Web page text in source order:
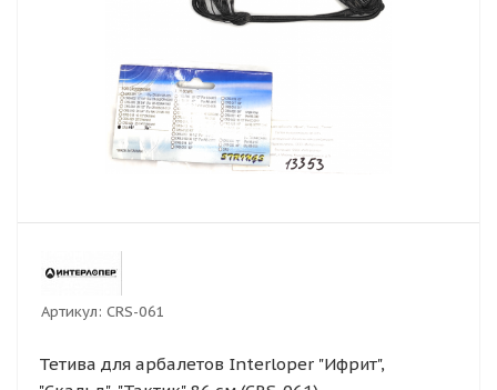
Артикул: CRS-061
Тетива для арбалетов Interloper "Ифрит",